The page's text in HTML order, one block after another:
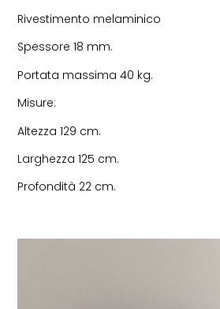
Rivestimento melaminico
Spessore 18 mm.
Portata massima 40 kg.
Misure:
Altezza 129 cm.
Larghezza 125 cm.
Profondità 22 cm.